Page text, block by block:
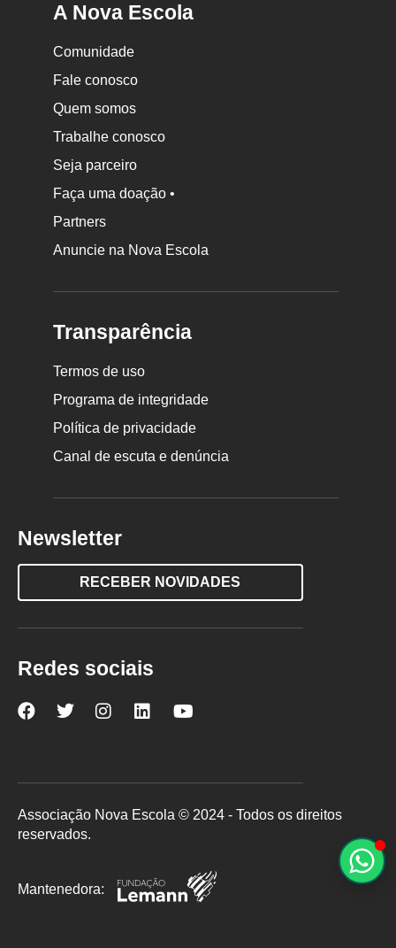
A Nova Escola
Comunidade
Fale conosco
Quem somos
Trabalhe conosco
Seja parceiro
Faça uma doação •
Partners
Anuncie na Nova Escola
Transparência
Termos de uso
Programa de integridade
Política de privacidade
Canal de escuta e denúncia
Newsletter
RECEBER NOVIDADES
Redes sociais
Nova
Facebook
Nova
Twitter
Nova
Instagram
Nova
LinkedInYouTube
Associação Nova Escola © 2024 - Todos os direitos
reservados.
Mantenedora: